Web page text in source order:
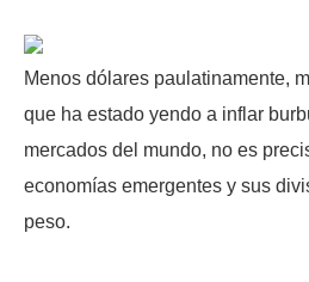
Menos dólares paulatinamente,
que ha estado yendo a inflar
mercados del mundo, no es
economías emergentes y sus
peso.